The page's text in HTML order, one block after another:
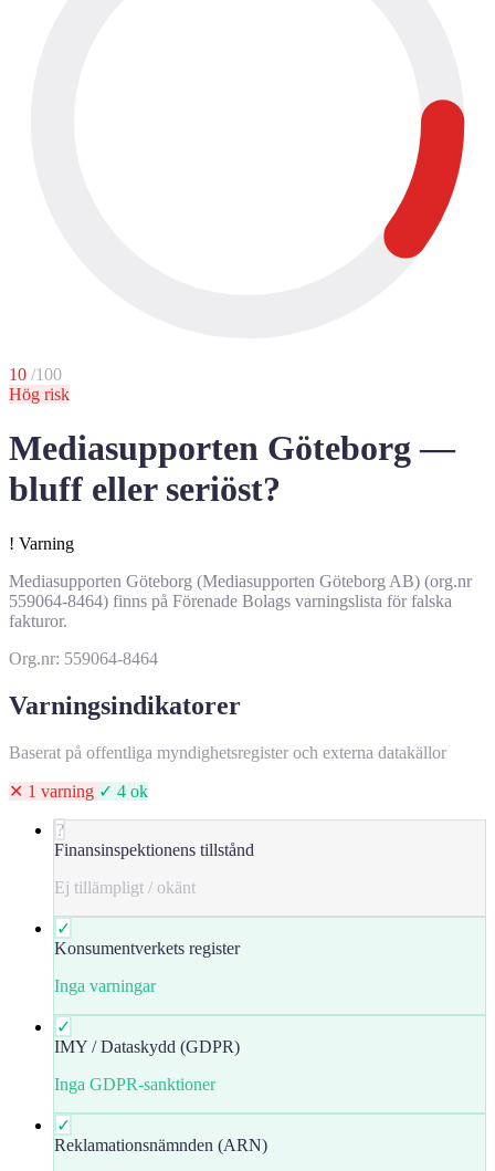
10 /100
Hög risk
Mediasupporten Göteborg —
bluff eller seriöst?
! Varning
Mediasupporten Göteborg (Mediasupporten Göteborg AB) (org.nr
559064-8464) finns på Förenade Bolags varningslista för falska
fakturor.
Org.nr: 559064-8464
Varningsindikatorer
Baserat på offentliga myndighetsregister och externa datakällor
✕ 1 varning ✓ 4 ok
?
Finansinspektionens tillstånd
Ej tillämpligt / okänt
✓
Konsumentverkets register
Inga varningar
✓
IMY / Dataskydd (GDPR)
Inga GDPR-sanktioner
✓
Reklamationsnämnden (ARN)